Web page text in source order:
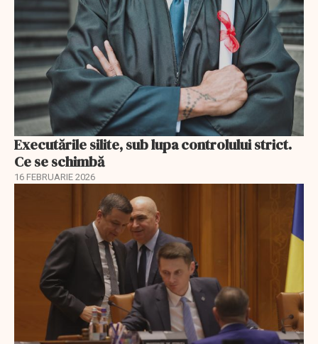
Executările silite, sub lupa controlului strict.
Ce se schimbă
16 FEBRUARIE 2026